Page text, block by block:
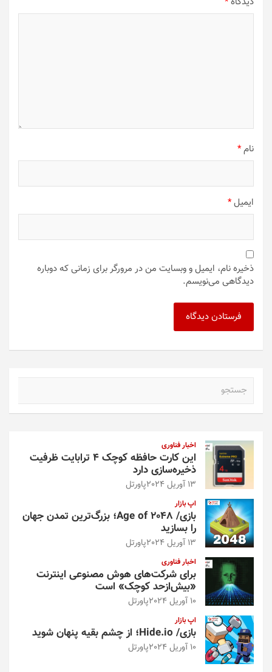
نام*
ایمیل*
ذخیره نام، ایمیل و وبسایت من در مرورگر برای زمانی که دوباره
دیدگاهی می‌نویسم.
اخبار فناوری
این کارت حافظه کوچک ۴ ترابایت ظرفیت
ذخیره‌سازی دارد
13 آوریل 2024 پاورتل
اپ بازار
بازی/ Age of 2048؛ بزرگ‌ترین تمدن جهان
را بسازید
13 آوریل 2024 پاورتل
اخبار فناوری
برای شرکت‌های هوش مصنوعی اینترنت
«بیش‌از‌حد کوچک» است
10 آوریل 2024 پاورتل
اپ بازار
بازی/ Hide.io؛ از چشم بقیه پنهان شوید
10 آوریل 2024 پاورتل